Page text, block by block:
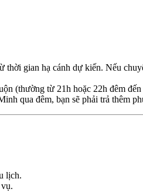
thời gian hạ cánh dự kiến. Nếu
(thường từ 21h hoặc 22h đêm
qua đêm, bạn sẽ phải trả thêm
lịch.